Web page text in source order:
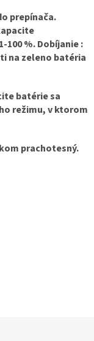
prepínača.
100 %. Dobíjanie :
na zeleno batéria
batérie sa
režimu, v ktorom
prachotesný.